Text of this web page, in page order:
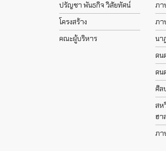
ปรัญชา พันธกิจ วิสัยทัศน์
โครงสร้าง
คณะผู้บริหาร
ภา
ภ
นา
ดน
ดน
ศิล
สห
ฮา
ภา